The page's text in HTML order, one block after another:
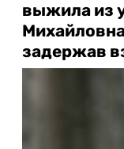
выжила из
задержав